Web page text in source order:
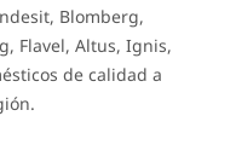
Blomberg,
Flavel, Altus, Ignis,
de calidad a